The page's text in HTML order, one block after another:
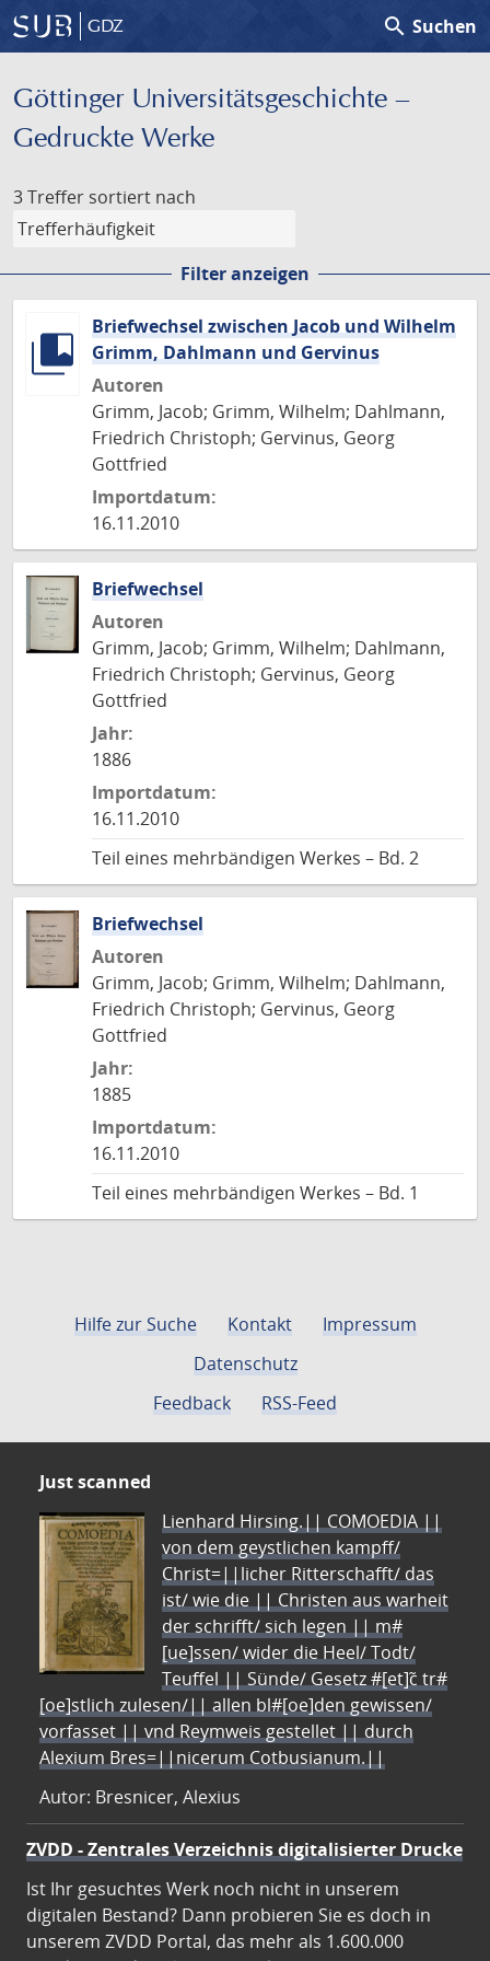
GDZ search Suchen
Göttinger Universitäts­geschichte –
Gedruckte Werke
3 Treffer sortiert nach
Filter anzeigen
Briefwechsel zwischen Jacob und Wilhelm
Grimm, Dahlmann und Gervinus
Autoren
Grimm, Jacob; Grimm, Wilhelm; Dahlmann,
Friedrich Christoph; Gervinus, Georg
Gottfried
Importdatum:
16.11.2010
Briefwechsel
Autoren
Grimm, Jacob; Grimm, Wilhelm; Dahlmann,
Friedrich Christoph; Gervinus, Georg
Gottfried
Jahr:
1886
Importdatum:
16.11.2010
Teil eines mehrbändigen Werkes – Bd. 2
Briefwechsel
Autoren
Grimm, Jacob; Grimm, Wilhelm; Dahlmann,
Friedrich Christoph; Gervinus, Georg
Gottfried
Jahr:
1885
Importdatum:
16.11.2010
Teil eines mehrbändigen Werkes – Bd. 1
Hilfe zur Suche Kontakt
Impressum
Datenschutz
Feedback
RSS-Feed
Just scanned
Lienhard Hirsing.|| COMOEDIA ||
von dem geystlichen kampff/
Christ=||licher Ritterschafft/ das
ist/ wie die || Christen aus warheit
der schrifft/ sich legen || m#
[ue]ssen/ wider die Heel/ Todt/
Teuffel || Sünde/ Gesetz #[et]c̃ tr#
[oe]stlich zulesen/|| allen bl#[oe]den gewissen/
vorfasset || vnd Reymweis gestellet || durch
Alexium Bres=||nicerum Cotbusianum.||
Autor: Bresnicer, Alexius
ZVDD - Zentrales Verzeichnis digitalisierter Drucke
Ist Ihr gesuchtes Werk noch nicht in unserem
digitalen Bestand? Dann probieren Sie es doch in
unserem ZVDD Portal, das mehr als 1.600.000